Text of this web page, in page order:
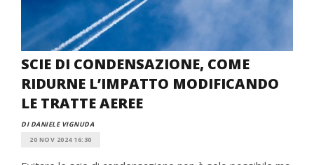
SCIE DI CONDENSAZIONE, COME
RIDURNE L’IMPATTO MODIFICANDO
LE TRATTE AEREE
DI DANIELE VIGNUDA
20 NOV 2024 16:30